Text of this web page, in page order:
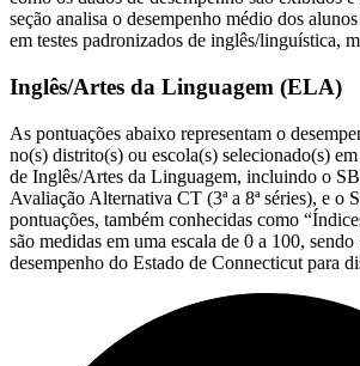
seção analisa o desempenho médio dos
em testes padronizados de inglês/linguística,
Inglês/Artes da Linguagem (ELA)
As pontuações abaixo representam o
no(s) distrito(s) ou escola(s) selecionado(s)
de Inglês/Artes da Linguagem, incluindo o
Avaliação Alternativa CT (3ª a 8ª séries), e o
pontuações, também conhecidas como
são medidas em uma escala de 0 a 100, sendo
desempenho do Estado de Connecticut para